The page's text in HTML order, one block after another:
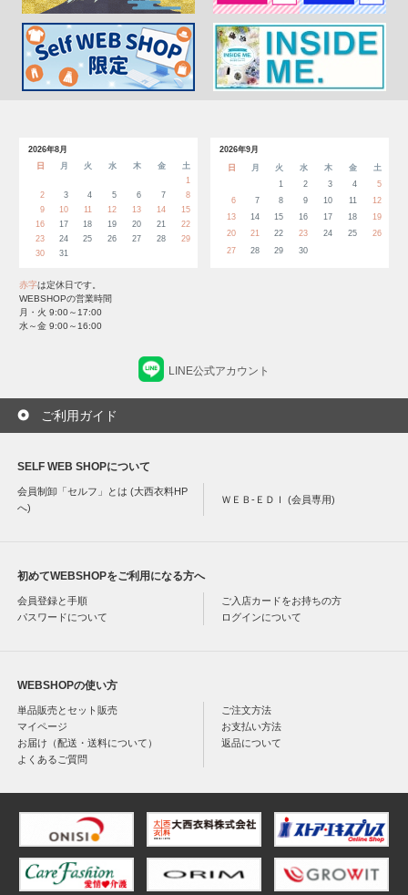
2026年8月
日
月 火 水 木 金
土
1
2
3 4 5 6 7
8
9
10 11 12 13 14
15
16
17 18 19 20 21
22
23
24 25 26 27 28
29
30
31
2026年9月
日
月 火 水 木 金
土
1
2 3 4
5
6
7 8 9 10 11
12
13
14 15 16 17 18
19
20
21 22 23 24 25
26
27
28 29 30
赤字は定休日です。
WEBSHOPの営業時間
月・火 9:00～17:00
水～金 9:00～16:00
LINE公式アカウント
ご利用ガイド
SELF WEB SHOPについて
会員制卸「セルフ」とは (大西衣料HP
へ)
ＷＥＢ-ＥＤＩ (会員専用)
初めてWEBSHOPをご利用になる方へ
会員登録と手順
ご入店カードをお持ちの方
パスワードについて
ログインについて
WEBSHOPの使い方
単品販売とセット販売
ご注文方法
マイページ
お支払い方法
お届け（配送・送料について）
返品について
よくあるご質問